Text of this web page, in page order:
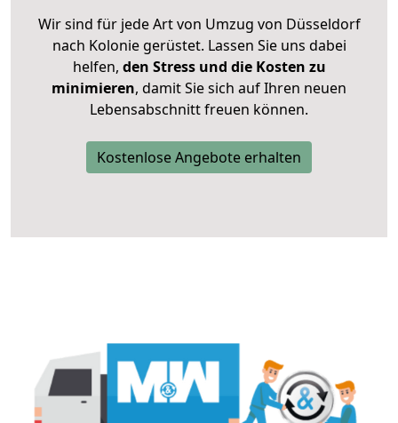
Wir sind für jede Art von Umzug von Düsseldorf
nach Kolonie gerüstet. Lassen Sie uns dabei
helfen, den Stress und die Kosten zu
minimieren, damit Sie sich auf Ihren neuen
Lebensabschnitt freuen können.
Kostenlose Angebote erhalten